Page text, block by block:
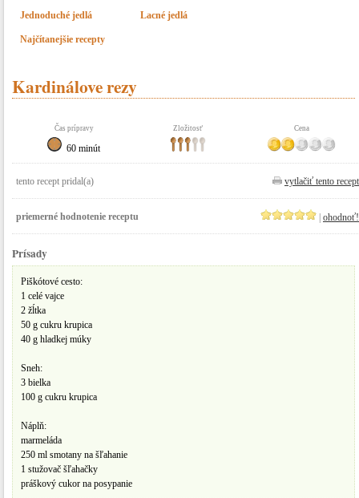
Jednoduché jedlá Lacné jedlá
Najčítanejšie recepty
Kardinálove rezy
Čas prípravy Zložitosť Cena
60 minút
tento recept pridal(a) vytlačiť tento recept
priemerné hodnotenie receptu ohodnoť!
Prísady
Piškótové cesto:
1 celé vajce
2 žĺtka
50 g cukru krupica
40 g hladkej múky
Sneh:
3 bielka
100 g cukru krupica
Náplň:
marmeláda
250 ml smotany na šľahanie
1 stužovač šľahačky
práškový cukor na posypanie